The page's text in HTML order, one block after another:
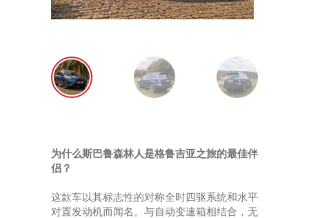
为什么斯巴鲁森林人是格鲁吉亚之旅的最佳伴
侣？
这款车以其标志性的对称全时四驱系统和水平
对置发动机而闻名。与自动变速箱相结合，无